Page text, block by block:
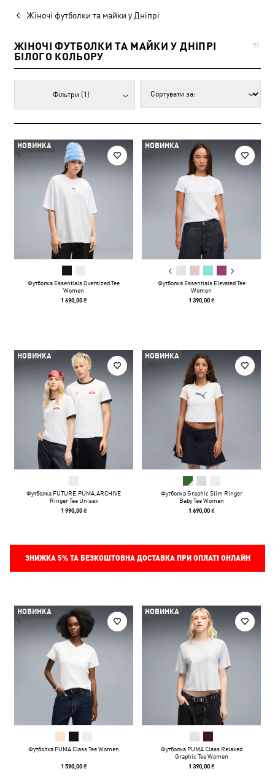
Жіночі футболки та майки у Дніпрі
ЖІНОЧІ ФУТБОЛКИ ТА МАЙКИ У ДНІПРІ
БІЛОГО КОЛЬОРУ
53
Фільтри (1)
НОВИНКА
Футболка Essentials Oversized Tee
Women
1 690,00 ₴
НОВИНКА
Футболка Essentials Elevated Tee
Women
1 390,00 ₴
НОВИНКА
Футболка FUTURE.PUMA.ARCHIVE
Ringer Tee Unisex
1 990,00 ₴
НОВИНКА
Футболка Graphic Slim Ringer
Baby Tee Women
1 690,00 ₴
ЗНИЖКА 5%ТА БЕЗКОШТОВНА ДОСТАВКА ПРИ ОПЛАТІ ОНЛАЙН
НОВИНКА
Футболка PUMA Class Tee Women
1 590,00 ₴
НОВИНКА
Футболка PUMA Class Relaxed
Graphic Tee Women
1 390,00 ₴